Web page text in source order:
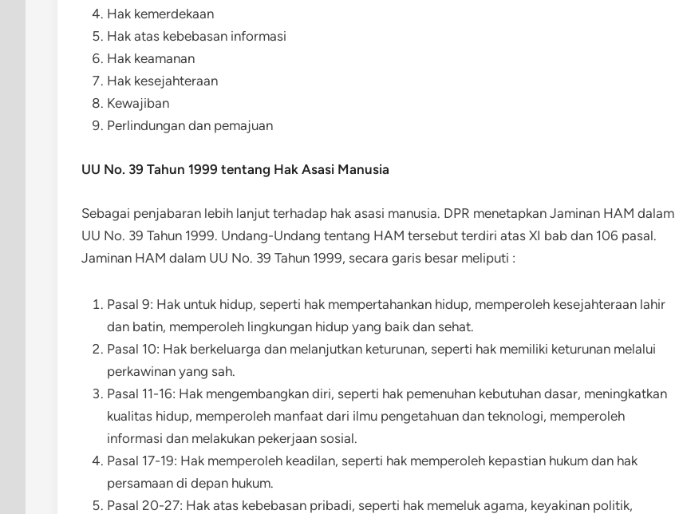
Hak kemerdekaan
Hak atas kebebasan informasi
Hak keamanan
Hak kesejahteraan
Kewajiban
Perlindungan dan pemajuan
UU No. 39 Tahun 1999 tentang Hak Asasi Manusia
Sebagai penjabaran lebih lanjut terhadap hak asasi manusia. DPR menetapkan Jaminan HAM dalam
UU No. 39 Tahun 1999. Undang-Undang tentang HAM tersebut terdiri atas XI bab dan 106 pasal.
Jaminan HAM dalam UU No. 39 Tahun 1999, secara garis besar meliputi :
Pasal 9: Hak untuk hidup, seperti hak mempertahankan hidup, memperoleh kesejahteraan lahir
dan batin, memperoleh lingkungan hidup yang baik dan sehat.
Pasal 10: Hak berkeluarga dan melanjutkan keturunan, seperti hak memiliki keturunan melalui
perkawinan yang sah.
Pasal 11-16: Hak mengembangkan diri, seperti hak pemenuhan kebutuhan dasar, meningkatkan
kualitas hidup, memperoleh manfaat dari ilmu pengetahuan dan teknologi, memperoleh
informasi dan melakukan pekerjaan sosial.
Pasal 17-19: Hak memperoleh keadilan, seperti hak memperoleh kepastian hukum dan hak
persamaan di depan hukum.
Pasal 20-27: Hak atas kebebasan pribadi, seperti hak memeluk agama, keyakinan politik,